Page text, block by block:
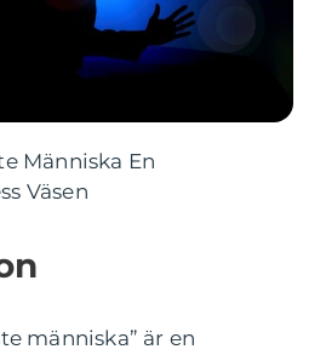
Människa En
Väsen
människa” är en